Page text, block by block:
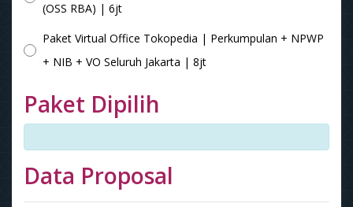
(OSS RBA) | 6jt
Paket Virtual Office Tokopedia | Perkumpulan + NPWP
+ NIB + VO Seluruh Jakarta | 8jt
Paket Dipilih
Data Proposal